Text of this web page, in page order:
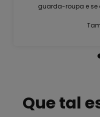
guarda-roupa e se
Que tal